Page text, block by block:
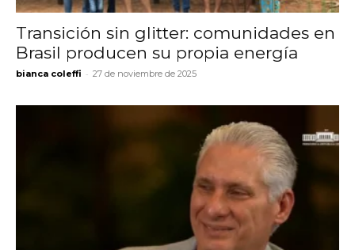
Transición sin glitter: comunidades en
Brasil producen su propia energía
bianca coleffi - 27 de noviembre de 2025